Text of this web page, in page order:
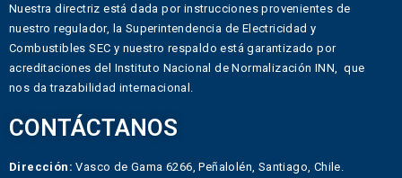
Nuestra directriz está dada por instrucciones provenientes de
nuestro regulador, la Superintendencia de Electricidad y
Combustibles SEC y nuestro respaldo está garantizado por
acreditaciones del Instituto Nacional de Normalización INN, que
nos da trazabilidad internacional.
CONTÁCTANOS
Dirección:Vasco de Gama 6266, Peñalolén, Santiago, Chile.